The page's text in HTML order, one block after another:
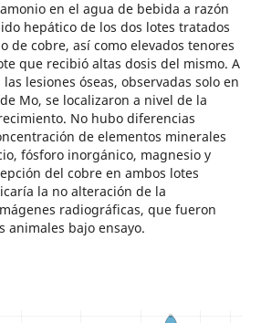
en el agua de bebida a razón
hepático de los dos lotes tratados
de cobre, así como elevados tenores
que recibió altas dosis del mismo. A
lesiones óseas, observadas solo en
Mo, se localizaron a nivel de la
No hubo diferencias
de elementos minerales
fósforo inorgánico, magnesio y
del cobre en ambos lotes
la no alteración de la
radiográficas, que fueron
animales bajo ensayo.